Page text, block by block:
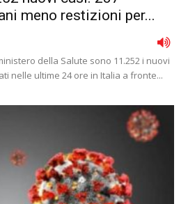
meno restizioni per...
della Salute sono 11.252 i nuovi
nelle ultime 24 ore in Italia a fronte...